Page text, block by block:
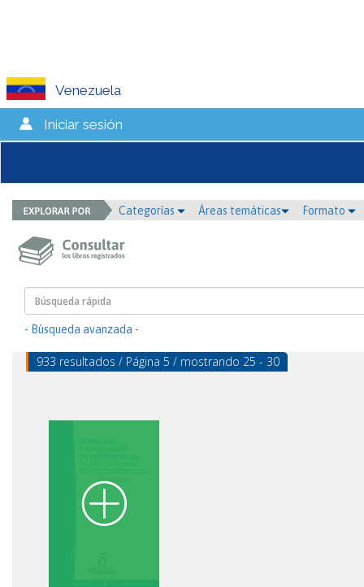
Venezuela
Iniciar sesión
Categorías Áreas temáticas Formato
- Búsqueda avanzada -
933 resultados / Página 5 / mostrando 25 - 30